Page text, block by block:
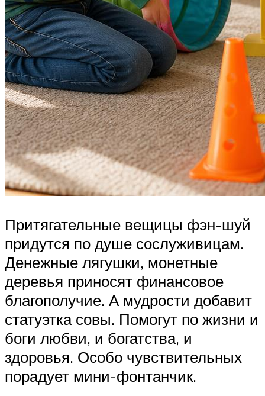
Притягательные вещицы фэн-шуй
придутся по душе сослуживицам.
Денежные лягушки, монетные
деревья приносят финансовое
благополучие. А мудрости добавит
статуэтка совы. Помогут по жизни и
боги любви, и богатства, и
здоровья. Особо чувствительных
порадует мини-фонтанчик.